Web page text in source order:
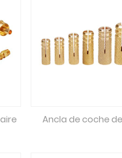
Ancla de coche